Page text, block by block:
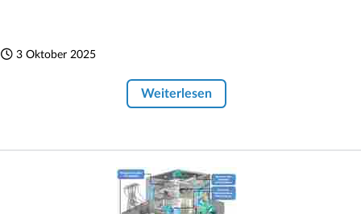
3 Oktober 2025
Weiterlesen